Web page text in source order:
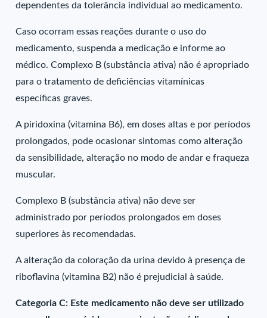
dependentes da tolerância individual ao medicamento.
Caso ocorram essas reações durante o uso do
medicamento, suspenda a medicação e informe ao
médico. Complexo B (substância ativa) não é apropriado
para o tratamento de deficiências vitamínicas
específicas graves.
A piridoxina (vitamina B6), em doses altas e por períodos
prolongados, pode ocasionar sintomas como alteração
da sensibilidade, alteração no modo de andar e fraqueza
muscular.
Complexo B (substância ativa) não deve ser
administrado por períodos prolongados em doses
superiores às recomendadas.
A alteração da coloração da urina devido à presença de
riboflavina (vitamina B2) não é prejudicial à saúde.
Categoria C: Este medicamento não deve ser utilizado